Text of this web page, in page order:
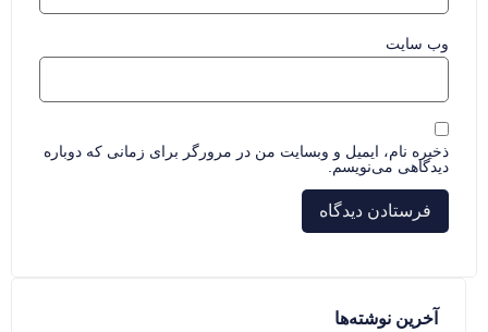
وب‌ سایت
ذخیره نام، ایمیل و وبسایت من در مرورگر برای زمانی که دوباره
دیدگاهی می‌نویسم.
آخرین نوشته‌ها